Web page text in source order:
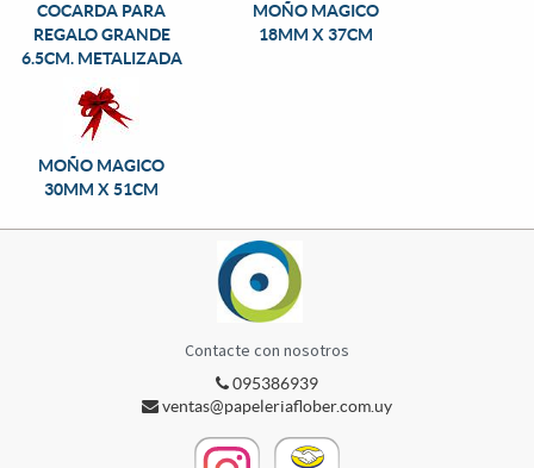
COCARDA PARA
REGALO GRANDE
6.5CM. METALIZADA
MOÑO MAGICO
18MM X 37CM
MOÑO MAGICO
30MM X 51CM
Contacte con nosotros
095386939
ventas@papeleriaflober.com.uy